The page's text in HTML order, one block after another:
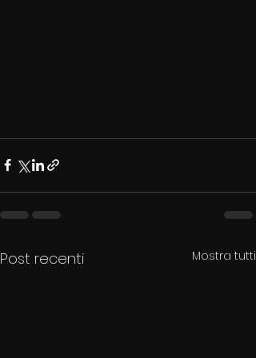
Post recenti Mostra tutti